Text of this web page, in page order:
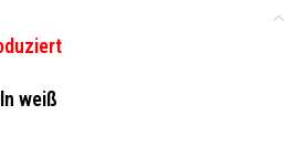
weiß